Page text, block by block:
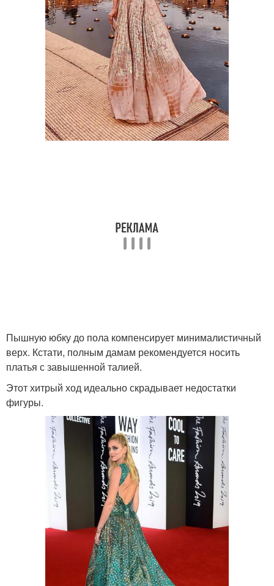
Пышную юбку до пола компенсирует минималистичный
верх. Кстати, полным дамам рекомендуется носить
платья с завышенной талией.
Этот хитрый ход идеально скрадывает недостатки
фигуры.